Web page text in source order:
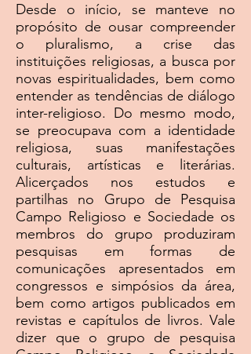
Desde o início, se manteve no
propósito de ousar compreender
o pluralismo, a crise das
instituições religiosas, a busca por
novas espiritualidades, bem como
entender as tendências de diálogo
inter-religioso. Do mesmo modo,
se preocupava com a identidade
religiosa, suas manifestações
culturais, artísticas e literárias.
Alicerçados nos estudos e
partilhas no Grupo de Pesquisa
Campo Religioso e Sociedade os
membros do grupo produziram
pesquisas em formas de
comunicações apresentados em
congressos e simpósios da área,
bem como artigos publicados em
revistas e capítulos de livros. Vale
dizer que o grupo de pesquisa